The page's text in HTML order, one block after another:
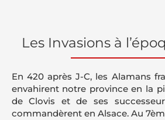
Les Invasions à
En 420 après J-C, les Alamans
envahirent notre province en la
de Clovis et de ses
commandèrent en Alsace. Au